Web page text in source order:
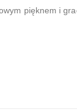
pięknem i